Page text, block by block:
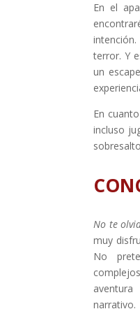
En el
terror. Y
un
En
incluso
No te
muy
No
narrativo.